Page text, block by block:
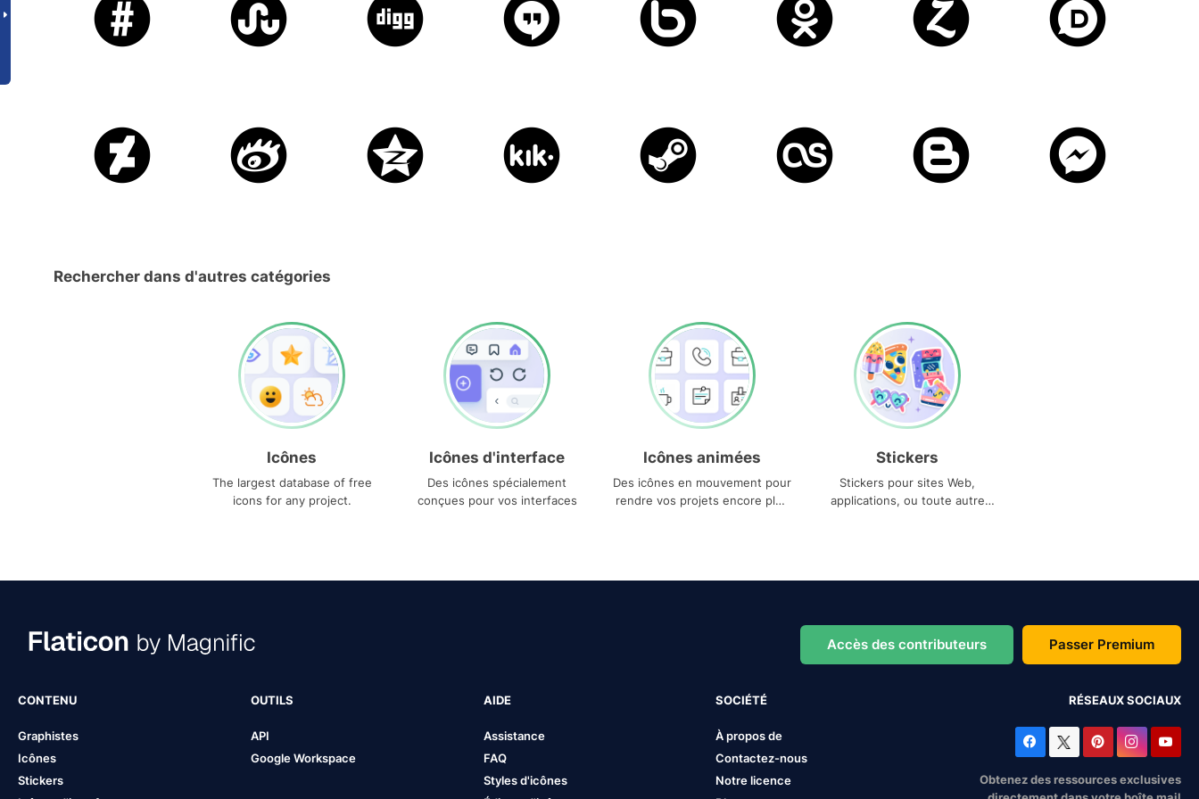
Rechercher dans d'autres catégories
Icônes
The largest database of free
icons for any project.
Icônes d'interface
Des icônes spécialement
conçues pour vos interfaces
Icônes animées
Des icônes en mouvement pour
rendre vos projets encore plus
Stickers
Stickers pour sites Web,
applications, ou toute autre
Accès des contributeurs Passer Premium
CONTENU
Graphistes
Icônes
Stickers
OUTILS
API
Google Workspace
AIDE
Assistance
FAQ
Styles d'icônes
SOCIÉTÉ
À propos de
Contactez-nous
Notre licence
RÉSEAUX SOCIAUX
Obtenez des ressources exclusives